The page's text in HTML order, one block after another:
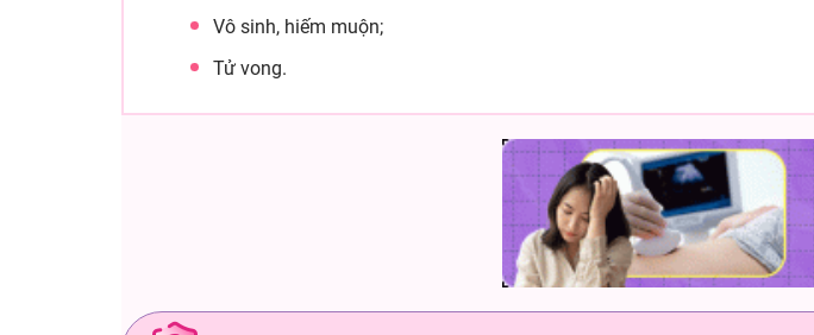
Vô sinh, hiếm muộn;
Tử vong.